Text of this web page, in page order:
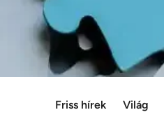
Friss hírek Világ